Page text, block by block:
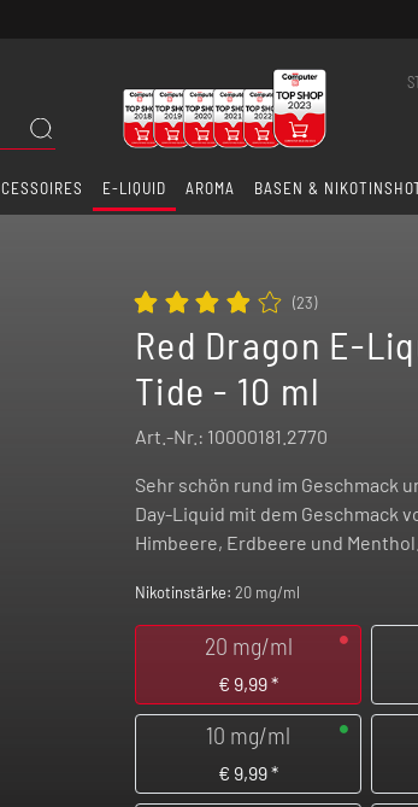
E-LIQUID AROMA BASEN &
(23)
Red Dragon E-
Tide - 10 ml
Art.-Nr.: 10000181.2770
Sehr schön rund im Geschmack
Day-Liquid mit dem Geschmack
Himbeere, Erdbeere und Menthol.
Nikotinstärke: 20 mg/ml
20 mg/ml
€ 9,99*
10 mg/ml
€ 9,99*